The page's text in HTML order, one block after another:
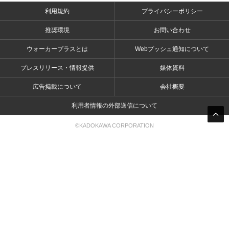
利用規約 プライバシーポリシー
推奨環境 お問い合わせ
ウォーカープラスとは Webプッシュ通知について
プレスリリース・情報提供 媒体資料
広告掲載について 会社概要
利用者情報の外部送信について
©KADOKAWA CORPORATION